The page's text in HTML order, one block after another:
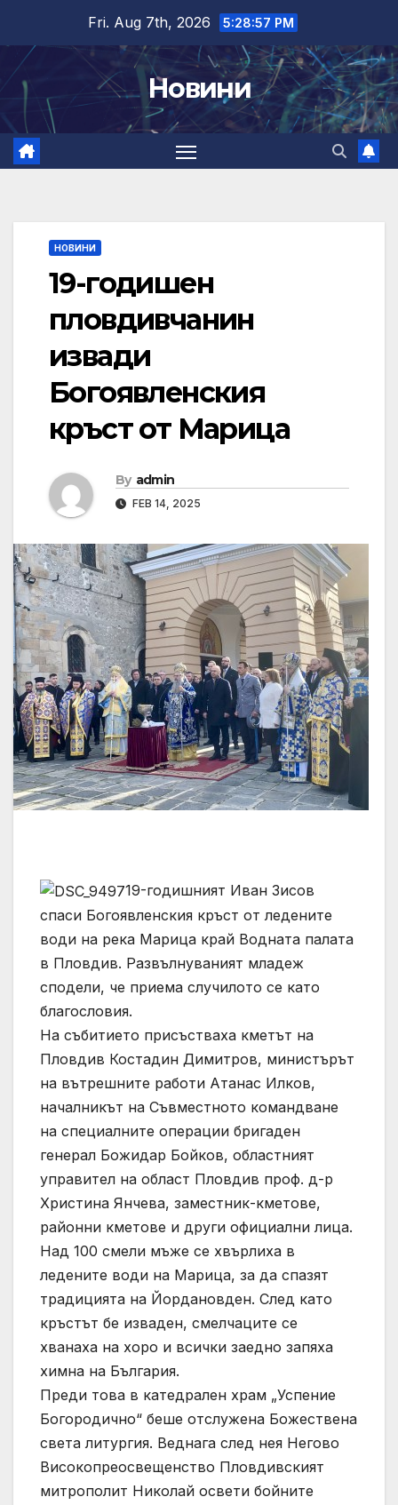
content
Fri. Aug 7th, 2026 5:28:57 PM
Новини
НОВИНИ
19-годишен
пловдивчанин
извади
Богоявленския
кръст от Марица
By admin
FEB 14, 2025
19-годишният Иван Зисов
спаси Богоявленския кръст от ледените
води на река Марица край Водната палата
в Пловдив. Развълнуваният младеж
сподели, че приема случилото се като
благословия.
На събитието присъстваха кметът на
Пловдив Костадин Димитров, министърът
на вътрешните работи Атанас Илков,
началникът на Съвместното командване
на специалните операции бригаден
генерал Божидар Бойков, областният
управител на област Пловдив проф. д-р
Христина Янчева, заместник-кметове,
районни кметове и други официални лица.
Над 100 смели мъже се хвърлиха в
ледените води на Марица, за да спазят
традицията на Йордановден. След като
кръстът бе изваден, смелчаците се
хванаха на хоро и всички заедно запяха
химна на България.
Преди това в катедрален храм „Успение
Богородично“ беше отслужена Божествена
света литургия. Веднага след нея Негово
Високопреосвещенство Пловдивският
митрополит Николай освети бойните